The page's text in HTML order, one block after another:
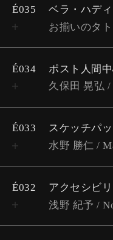
É035
お揃いのタ
É034
ポスト人間
久保田 晃弘
É033 スケッチパ
水野 勝仁 /
É032
アクセシビ
浅野 紀予 /